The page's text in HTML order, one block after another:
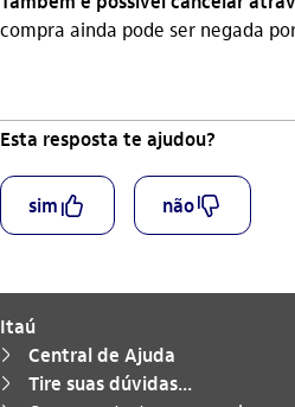
compra ainda pode ser negada
Esta resposta te ajudou?
simcurtir_outline nãodescurtir_outline
Itaú
seta_direita Central de Ajuda
seta_direita Tire suas dúvidas...